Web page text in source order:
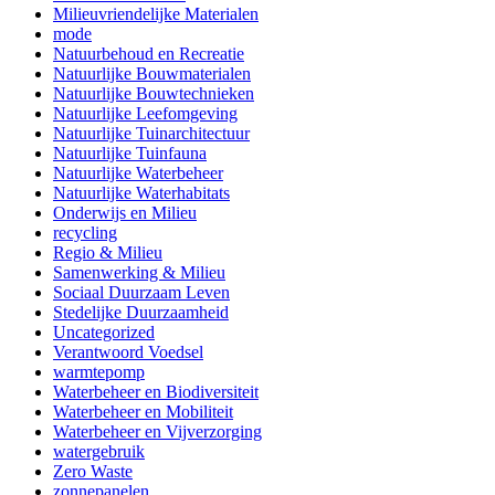
Milieuvriendelijke Materialen
mode
Natuurbehoud en Recreatie
Natuurlijke Bouwmaterialen
Natuurlijke Bouwtechnieken
Natuurlijke Leefomgeving
Natuurlijke Tuinarchitectuur
Natuurlijke Tuinfauna
Natuurlijke Waterbeheer
Natuurlijke Waterhabitats
Onderwijs en Milieu
recycling
Regio & Milieu
Samenwerking & Milieu
Sociaal Duurzaam Leven
Stedelijke Duurzaamheid
Uncategorized
Verantwoord Voedsel
warmtepomp
Waterbeheer en Biodiversiteit
Waterbeheer en Mobiliteit
Waterbeheer en Vijverzorging
watergebruik
Zero Waste